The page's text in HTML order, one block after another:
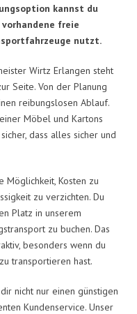
kannst du
freie
nutzt.
Wirtz Erlangen steht
Seite. Von der Planung
reibungslosen Ablauf.
Möbel und Kartons
dass alles sicher und
Kosten zu
zu verzichten. Du
Platz in unserem
zu buchen. Das
besonders wenn du
transportieren hast.
nicht nur einen günstigen
Kundenservice. Unser